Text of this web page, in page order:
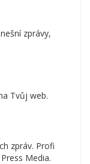
zprávy,
Tvůj web.
zpráv. Profi
Media.